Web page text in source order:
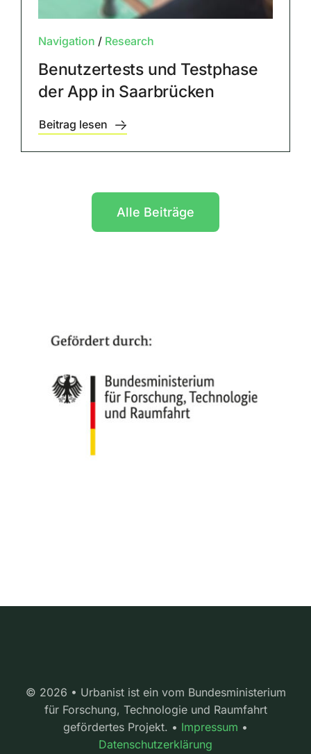
Navigation / Research
Benutzertests und Testphase
der App in Saarbrücken
Beitrag lesen
Alle Beiträge
© 2026 • Urbanist ist ein vom Bundesministerium
für Forschung, Technologie und Raumfahrt
gefördertes Projekt. • Impressum •
Datenschutzerklärung